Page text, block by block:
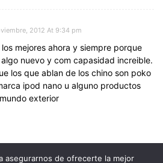
2012 At 9:34 pm
mejores ahora y siempre porque
nuevo y com capasidad increible.
los que ablan de los chino son poko
ipod nano u alguno productos
exterior
asegurarnos de ofrecerte la mejor